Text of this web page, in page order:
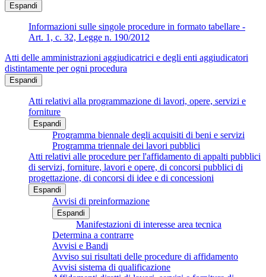
Espandi
Informazioni sulle singole procedure in formato tabellare -
Art. 1, c. 32, Legge n. 190/2012
Atti delle amministrazioni aggiudicatrici e degli enti aggiudicatori
distintamente per ogni procedura
Espandi
Atti relativi alla programmazione di lavori, opere, servizi e
forniture
Espandi
Programma biennale degli acquisiti di beni e servizi
Programma triennale dei lavori pubblici
Atti relativi alle procedure per l'affidamento di appalti pubblici
di servizi, forniture, lavori e opere, di concorsi pubblici di
progettazione, di concorsi di idee e di concessioni
Espandi
Avvisi di preinformazione
Espandi
Manifestazioni di interesse area tecnica
Determina a contrarre
Avvisi e Bandi
Avviso sui risultati delle procedure di affidamento
Avvisi sistema di qualificazione